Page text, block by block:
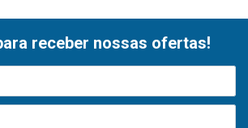
receber nossas ofertas!